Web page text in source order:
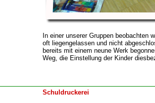
In einer unserer Gruppen beobachten
oft liegengelassen und nicht
bereits mit einem neune Werk
Weg, die Einstellung der Kinder
Schuldruckerei